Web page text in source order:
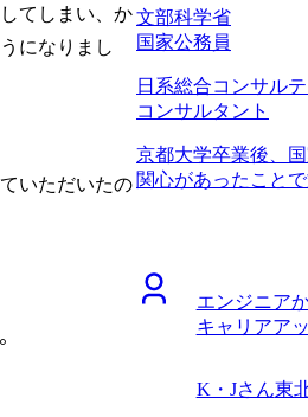
てしまい、か
になりまし
いただいたの
プに転職したいの
い選択肢があるこ
のおける方だなと
ました。 未経験か
れて本当にありが
以外への転職に苦
人は少ないが、そ
的にこういう会社
ポートを求めてい
らは評価される一
業成績を上げても
に踏み切れたこと
に5年後とかであ
文部科学省
国家公務員
日系総合コンサル
コンサルタント
京都大学卒業後、
関心があったこと
した。一度WLBの
業には公務員から
らコンサルタント
また、コンサルテ
サルタントの働き
たからです。コン
エンジニア
キャリアア
K・Jさん東